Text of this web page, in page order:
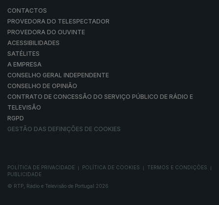
CONTACTOS
PROVEDORA DO TELESPECTADOR
PROVEDORA DO OUVINTE
ACESSIBILIDADES
SATÉLITES
A EMPRESA
CONSELHO GERAL INDEPENDENTE
CONSELHO DE OPINIÃO
CONTRATO DE CONCESSÃO DO SERVIÇO PÚBLICO DE RÁDIO E
TELEVISÃO
RGPD
GESTÃO DAS DEFINIÇÕES DE COOKIES
POLÍTICA DE PRIVACIDADE POLÍTICA DE COOKIES TERMOS E CONDIÇÕES
PUBLICIDADE
© RTP, Rádio e Televisão de Portugal 2026